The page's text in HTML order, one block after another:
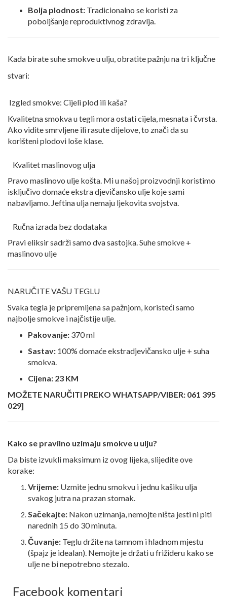
Bolja plodnost: Tradicionalno se koristi za
poboljšanje reproduktivnog zdravlja.
Kada birate suhe smokve u ulju, obratite pažnju na tri ključne
stvari:
Izgled smokve: Cijeli plod ili kaša?
Kvalitetna smokva u tegli mora ostati cijela, mesnata i čvrsta.
Ako vidite smrvljene ili rasute dijelove, to znači da su
korišteni plodovi loše klase.
Kvalitet maslinovog ulja
Pravo maslinovo ulje košta. Mi u našoj proizvodnji koristimo
isključivo domaće ekstra djevičansko ulje koje sami
nabavljamo. Jeftina ulja nemaju ljekovita svojstva.
Ručna izrada bez dodataka
Pravi eliksir sadrži samo dva sastojka. Suhe smokve +
maslinovo ulje
NARUČITE VAŠU TEGLU
Svaka tegla je pripremljena sa pažnjom, koristeći samo
najbolje smokve i najčistije ulje.
Pakovanje: 370 ml
Sastav: 100% domaće ekstradjevičansko ulje + suha
smokva.
Cijena: 23 KM
MOŽETE NARUČITI PREKO WHATSAPP/VIBER: 061 395
029]
Kako se pravilno uzimaju smokve u ulju?
Da biste izvukli maksimum iz ovog lijeka, slijedite ove
korake:
Vrijeme: Uzmite jednu smokvu i jednu kašiku ulja
svakog jutra na prazan stomak.
Sačekajte: Nakon uzimanja, nemojte ništa jesti ni piti
narednih 15 do 30 minuta.
Čuvanje: Teglu držite na tamnom i hladnom mjestu
(špajz je idealan). Nemojte je držati u frižideru kako se
ulje ne bi nepotrebno stezalo.
Facebook komentari